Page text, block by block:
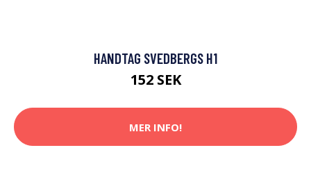
HANDTAG SVEDBERGS H1
152 SEK
MER INFO!